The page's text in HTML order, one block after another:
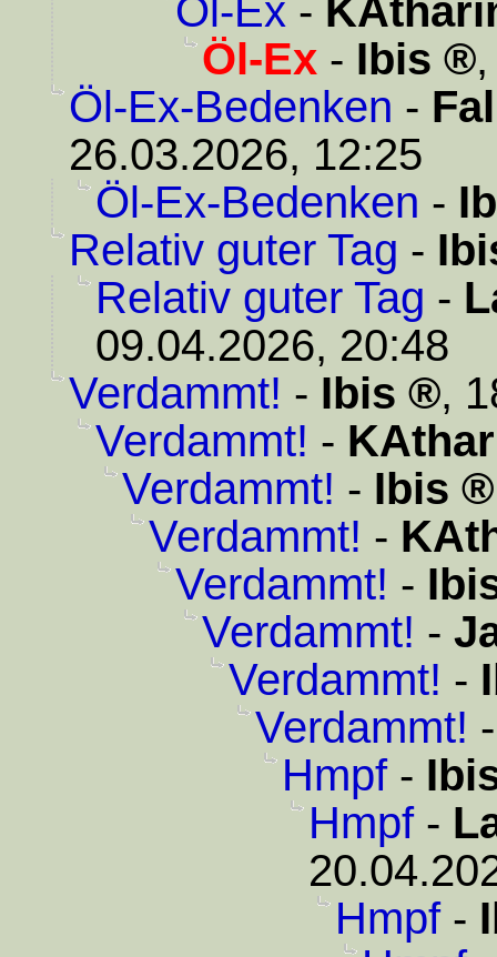
Öl-Ex -
Öl-Ex - Ibis
Öl-Ex-Bedenken -
26.03.2026, 12:25
Öl-Ex-Bedenken -
Relativ guter Tag -
Relativ guter Tag -
09.04.2026, 20:48
Verdammt! - Ibis ,
Verdammt! -
Verdammt! - Ibis
Verdammt! -
Verdammt! -
Verdammt! -
Verdammt! -
Verdammt!
Hmpf-
Hmpf-
Hmpf-